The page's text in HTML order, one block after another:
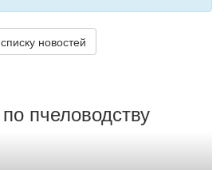
новостей
пчеловодству